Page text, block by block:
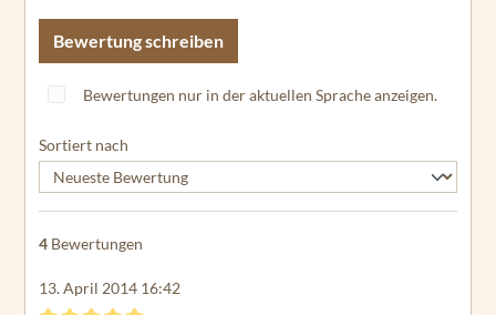
Bewertung schreiben
Bewertungen nur in der aktuellen Sprache anzeigen.
Sortiert nach
4 Bewertungen
13. April 2014 16:42